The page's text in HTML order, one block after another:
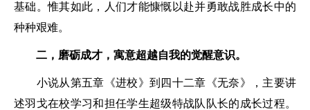
基础。惟其如此，人们才能慷慨以赴并勇敢战胜成长中的
种种艰难。
二，磨砺成才，寓意超越自我的觉醒意识。
小说从第五章《进校》到四十二章《无奈》，主要讲
述羽戈在校学习和担任学生超级特战队队长的成长过程。